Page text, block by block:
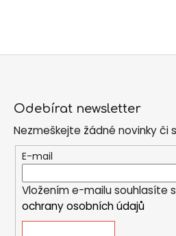
Odebírat newsletter
Nezmeškejte žádné novinky či
E-mail
Vložením e-mailu souhlasíte s
ochrany osobních údajů